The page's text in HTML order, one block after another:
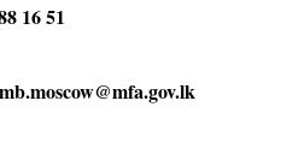
16 51